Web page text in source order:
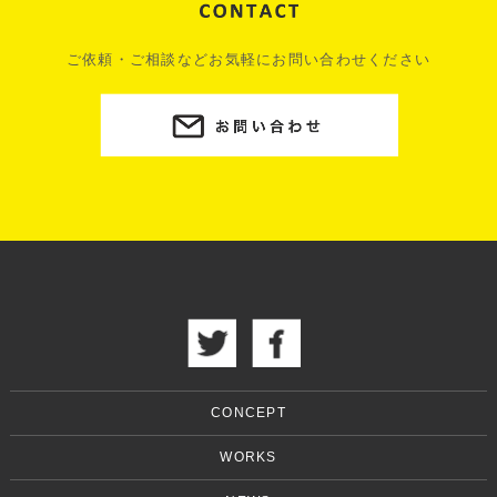
ご依頼・ご相談などお気軽にお問い合わせください
CONCEPT
WORKS